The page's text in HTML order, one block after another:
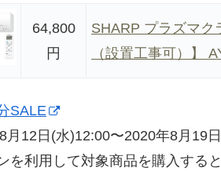
64,800
円
SHARP プラズマク
（設置工事可）】
SALE
月12日(水)12:00〜2020年8月19
を利用して対象商品を購入する